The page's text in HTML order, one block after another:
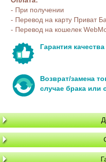
- При получении
- Перевод на карту Приват
- Перевод на кошелек
Гарантия качества
Возврат/замена
случае брака или